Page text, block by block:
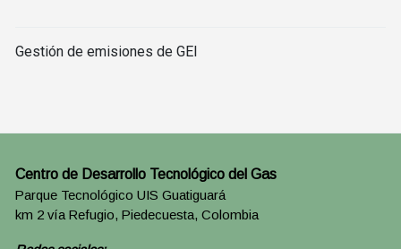
Gestión de emisiones de GEI
Centro de Desarrollo Tecnológico del Gas
Parque Tecnológico UIS Guatiguará
km 2 vía Refugio, Piedecuesta, Colombia